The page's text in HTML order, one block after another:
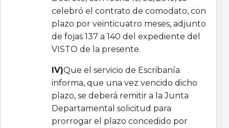
celebró el contrato de comodato, con
plazo por veinticuatro meses, adjunto
de fojas 137 a 140 del expediente del
VISTO de la presente.
IV)Que el servicio de Escribanía
informa, que una vez vencido dicho
plazo, se deberá remitir a la Junta
Departamental solicitud para
prorrogar el plazo concedido por